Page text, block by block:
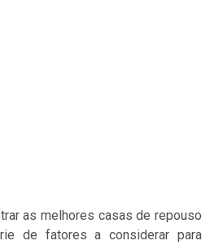
as melhores casas de repouso
de fatores a considerar para